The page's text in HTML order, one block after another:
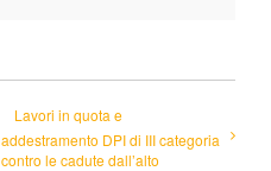
Lavori in quota e
addestramento DPI di III categoria
contro le cadute dall’alto